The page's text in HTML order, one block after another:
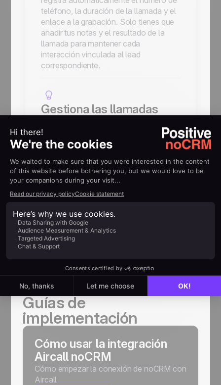
teléfono, la duración de la llamada y el
enlace a la grabación. Solo tienes que
añadir tus notas y el resultado de la
llamada para mantener cada
interacción vinculada al lead
correspondiente.
Gestiona las llamadas
eficiencia
Cuando recibes una llamada, noCRM te
permite identificar los leads existentes
o crear uno nuevo para los contactos
desconocidos. Al finalizar la llamada, la
grabación se vincula automáticamente
al lead para que siempre dispongas del
historial completo de la conversación.
AYUDA
Guías de
implementación
Cómo usar la integración
Aircall noCRM
Cómo empezar la conexión de noCRM con
Aircall